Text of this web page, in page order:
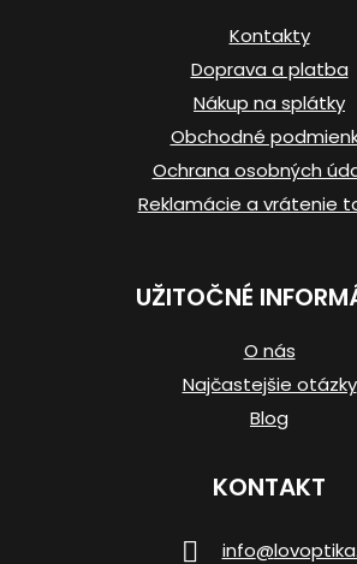
Kontakty
Doprava a platba
Nákup na splátky
Obchodné
Ochrana osobných
Reklamácie a vrátenie
UŽITOČNÉ
O nás
Najčastejšie otázky
Blog
KONTAKT
info@